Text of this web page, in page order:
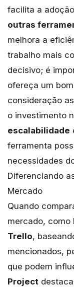
facilita a
outras
melhora a
trabalho mais
decisivo; é
ofereça um
consideração
o investimento
escalabilidade
ferramenta
necessidades
Diferenciando
Mercado
Quando
mercado, como
Trello,
mencionados,
que podem
Project